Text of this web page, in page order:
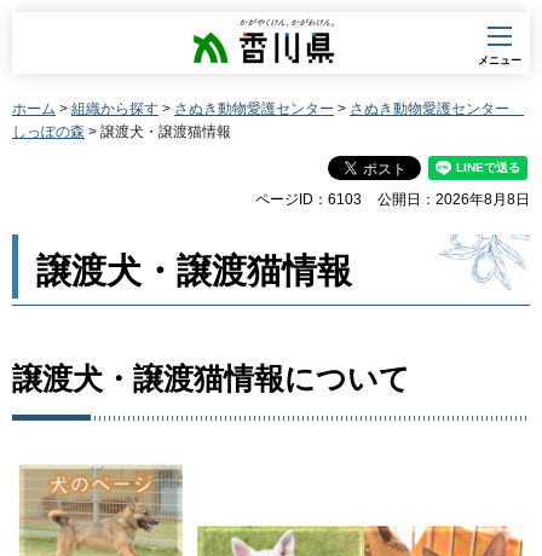
香川県
メニュー
ホーム > 組織から探す > さぬき動物愛護センター > さぬき動物愛護センター
しっぽの森 > 譲渡犬・譲渡猫情報
ページID：6103 公開日：2026年8月8日
譲渡犬・譲渡猫情報
譲渡犬・譲渡猫情報について